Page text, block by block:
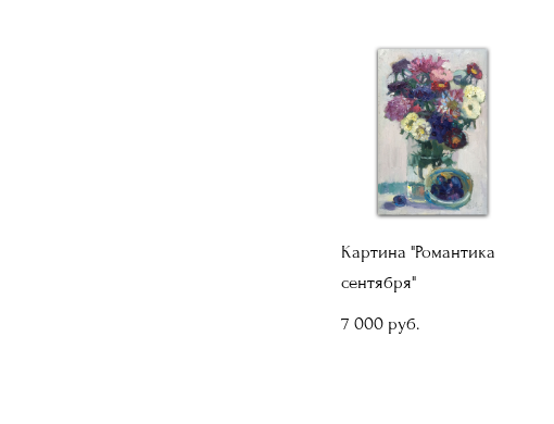
Картина "Романтика
сентября"
7 000 pуб.